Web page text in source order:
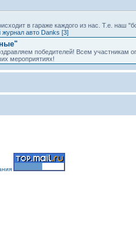
в гараже каждого из нас. Т.е. наш
журнал авто Danks [3]
победителей! Всем участникам
мероприятиях!